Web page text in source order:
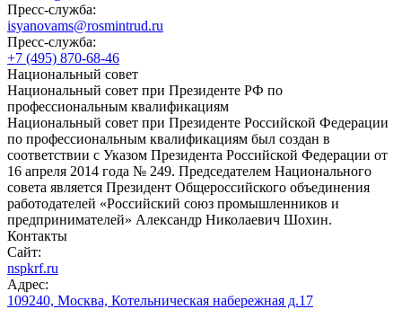
Пресс-служба:
isyanovams@rosmintrud.ru
Пресс-служба:
+7 (495) 870-68-46
Национальный совет
Национальный совет при Президенте РФ по
профессиональным квалификациям
Национальный совет при Президенте Российской Федерации
по профессиональным квалификациям был создан в
соответствии с Указом Президента Российской Федерации от
16 апреля 2014 года № 249. Председателем Национального
совета является Президент Общероссийского объединения
работодателей «Российский союз промышленников и
предпринимателей» Александр Николаевич Шохин.
Контакты
Сайт:
nspkrf.ru
Адрес:
109240, Москва, Котельническая набережная д.17